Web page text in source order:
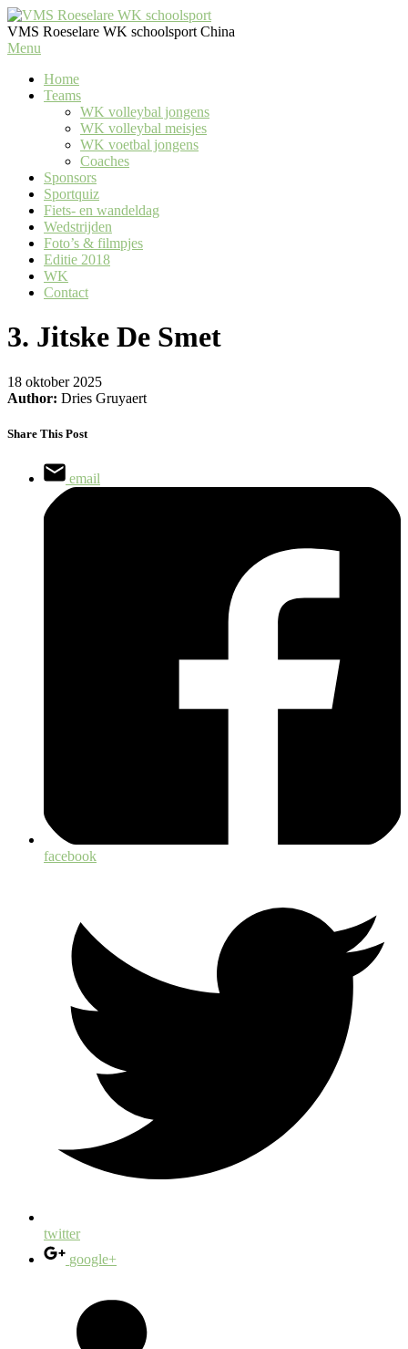
VMS Roeselare WK schoolsport China
Menu
Home
Teams
WK volleybal jongens
WK volleybal meisjes
WK voetbal jongens
Coaches
Sponsors
Sportquiz
Fiets- en wandeldag
Wedstrijden
Foto’s & filmpjes
Editie 2018
WK
Contact
3. Jitske De Smet
18 oktober 2025
Author: Dries Gruyaert
Share This Post
email
facebook
twitter
google+